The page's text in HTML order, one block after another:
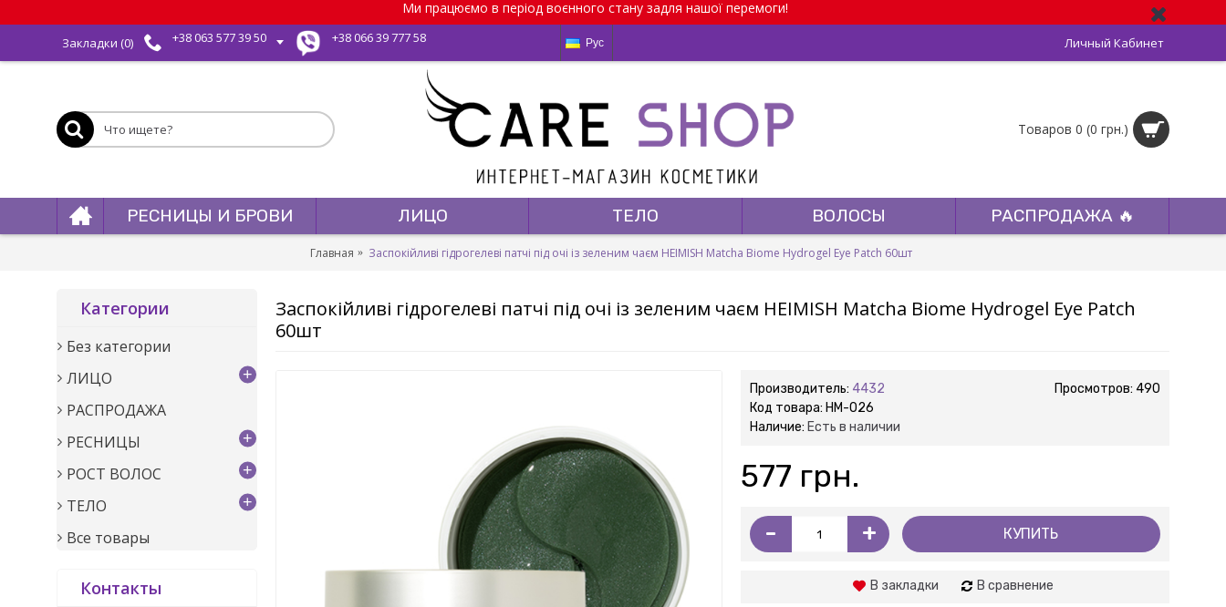
Ми працюємо в період воєнного стану задля нашої перемоги!
Закладки (0) +38 063 577 39 50 +38 066 39 777 58 Рус Личный Кабинет
Товаров 0 (0 грн.)
РЕСНИЦЫ И БРОВИ ЛИЦО ТЕЛО ВОЛОСЫ РАСПРОДАЖА 🔥
Главная Заспокійливі гідрогелеві патчі під очі із зеленим чаєм HEIMISH Matcha Biome Hydrogel Eye Patch 60шт
Категории
Без категории
ЛИЦО
+
РАСПРОДАЖА
РЕСНИЦЫ
+
РОСТ ВОЛОС +
ТЕЛО +
Все товары
Контакты
Заспокійливі гідрогелеві патчі під очі із зеленим чаєм HEIMISH Matcha Biome Hydrogel Eye Patch
60шт
Просмотров: 490
Производитель: 4432
Код товара: HM-026
Наличие: Есть в наличии
577 грн.
- + КУПИТЬ
В закладки В сравнение